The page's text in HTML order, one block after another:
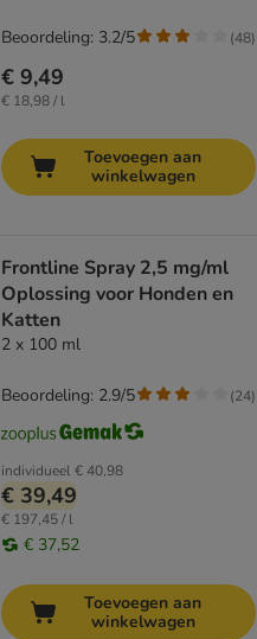
€ 9,49
€ 18,98 / l
Beoordeling: 3.2/5 (48)
Toevoegen aan
winkelwagen
Frontline Spray 2,5 mg/ml
Oplossing voor Honden en
Katten
2 x 100 ml
individueel€ 40,98
€ 39,49
€ 197,45 / l
€ 37,52
Beoordeling: 2.9/5 (24)
Toevoegen aan
winkelwagen